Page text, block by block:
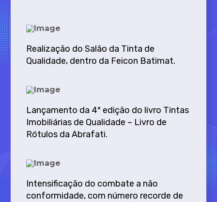
Realização do Salão da Tinta de
Qualidade, dentro da Feicon Batimat.
Lançamento da 4ª edição do livro Tintas
Imobiliárias de Qualidade – Livro de
Rótulos da Abrafati.
Intensificação do combate a não
conformidade, com número recorde de